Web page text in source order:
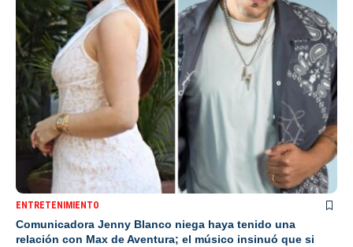
ENTRETENIMIENTO
Comunicadora Jenny Blanco niega haya tenido una
relación con Max de Aventura; el músico insinuó que si